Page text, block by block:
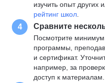
изучить опыт других
рейтинг школ
4 Сравните
Посмотрите минимум
программы,
и сертификат.
например, за
доступ к материалам.